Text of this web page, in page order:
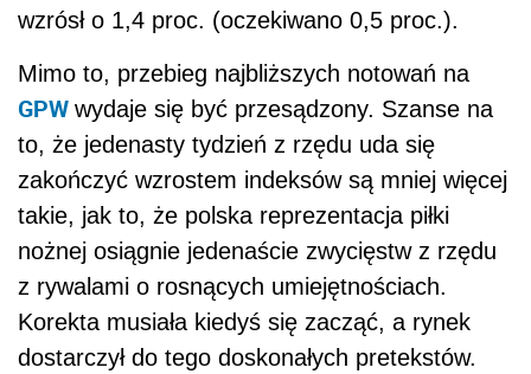
wzrósł o 1,4 proc. (oczekiwano 0,5 proc.).
Mimo to, przebieg najbliższych notowań na
GPW wydaje się być przesądzony. Szanse na
to, że jedenasty tydzień z rzędu uda się
zakończyć wzrostem indeksów są mniej więcej
takie, jak to, że polska reprezentacja piłki
nożnej osiągnie jedenaście zwycięstw z rzędu
z rywalami o rosnących umiejętnościach.
Korekta musiała kiedyś się zacząć, a rynek
dostarczył do tego doskonałych pretekstów.